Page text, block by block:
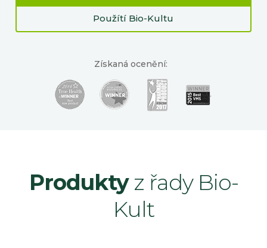
Použítí Bio-Kultu
Získaná ocenění:
Produktyz řady Bio-
Kult